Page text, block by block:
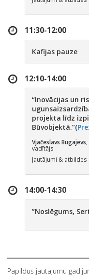
11:30-12:00
Kafijas pauze
12:10-14:00
“Inovācijas un
projekta līdz
Būvobjektā.”(
Vjačeslavs Bugajevs,
vadītājs
Jautājumi & atbildes
14:00-14:30
”Noslēgums,
Papildus jautājumu